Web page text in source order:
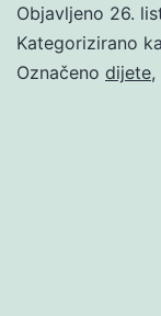
Objavljeno 26.
Kategorizirano
Označeno dijete,